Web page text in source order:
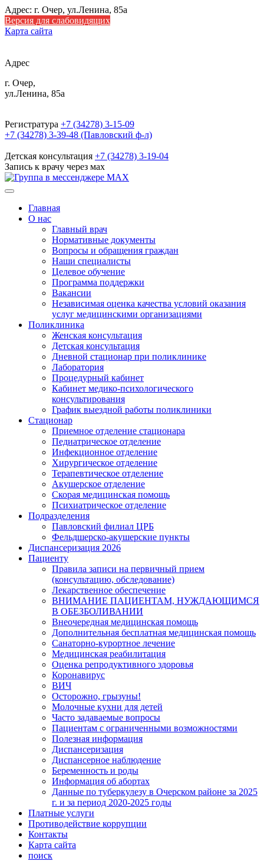
Адрес: г. Очер, ул.Ленина, 85а
Версия для слабовидящих
Карта сайта
Адрес
г. Очер,
ул.Ленина, 85а
Регистратура +7 (34278) 3-15-09
+7 (34278) 3-39-48 (Павловский ф-л)
Детская консультация +7 (34278) 3-19-04
Запись к врачу через мах
Главная
О нас
Главный врач
Нормативные документы
Вопросы и обращения граждан
Наши специалисты
Целевое обучение
Программа поддержки
Вакансии
Независимая оценка качества условий оказания
услуг медицинскими организациями
Поликлиника
Женская консультация
Детская консультация
Дневной стационар при поликлинике
Лаборатория
Процедурный кабинет
Кабинет медико-психологического
консультирования
График выездной работы поликлиники
Стационар
Приемное отделение стационара
Педиатрическое отделение
Инфекционное отделение
Хирургическое отделение
Терапевтическое отделение
Акушерское отделение
Скорая медицинская помощь
Психиатрическое отделение
Подразделения
Павловский филиал ЦРБ
Фельдшерско-акушерские пункты
Диспансеризация 2026
Пациенту
Правила записи на первичный прием
(консультацию, обследование)
Лекарственное обеспечение
ВНИМАНИЕ ПАЦИЕНТАМ, НУЖДАЮЩИМСЯ
В ОБЕЗБОЛИВАНИИ
Внеочередная медицинская помощь
Дополнительная бесплатная медицинская помощь
Санаторно-курортное лечение
Медицинская реабилитация
Оценка репродуктивного здоровья
Коронавирус
ВИЧ
Осторожно, грызуны!
Молочные кухни для детей
Часто задаваемые вопросы
Пациентам с ограниченными возможностями
Полезная информация
Диспансеризация
Диспансерное наблюдение
Беременность и роды
Информация об абортах
Данные по туберкулезу в Очерском районе за 2025
г. и за период 2020-2025 годы
Платные услуги
Противодействие коррупции
Контакты
Карта сайта
поиск